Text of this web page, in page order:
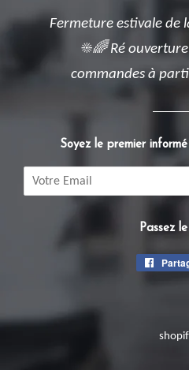
Fermeture estivale de
☀️🌈 Ré
commandes à
Soyez le premier
Email
Passez